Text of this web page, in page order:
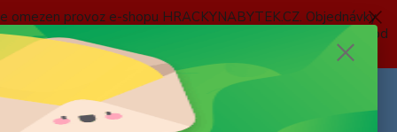
provoz e-shopu HRACKYNABYTEK.CZ. Objednávky
2026 do neděle 23. 8. 2026 budou postupně expedovány od